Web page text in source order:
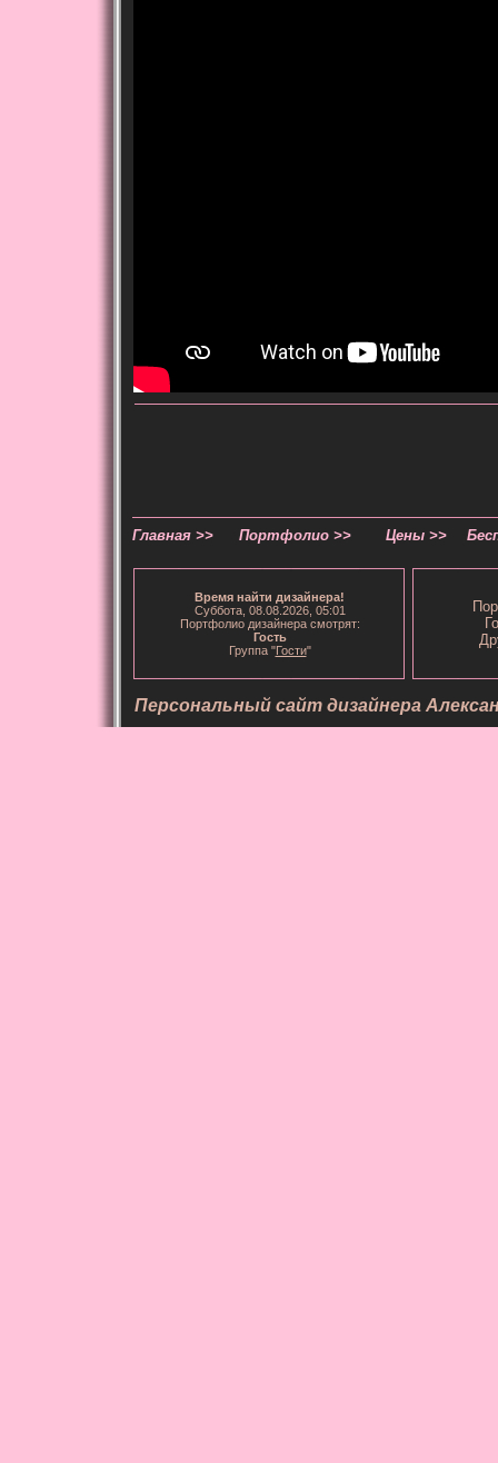
Главная >> Портфолио >> Цены >>
Время найти дизайнера!
Суббота, 08.08.2026, 05:01
Портфолио дизайнера смотрят:
Гость
Группа "Гости"
Персональный сайт дизайнера